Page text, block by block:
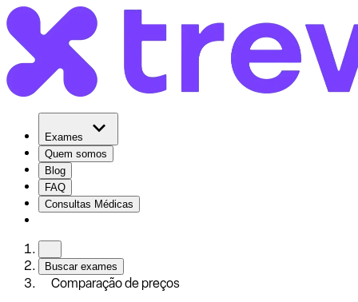
Exames
Quem somos
Blog
FAQ
Consultas Médicas
Buscar exames
Comparação de preços